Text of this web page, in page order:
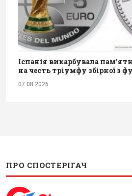
Іспанія викарбувала
на честь тріумфу збірної з
07.08.2026
ПРО СПОСТЕРІГАЧ